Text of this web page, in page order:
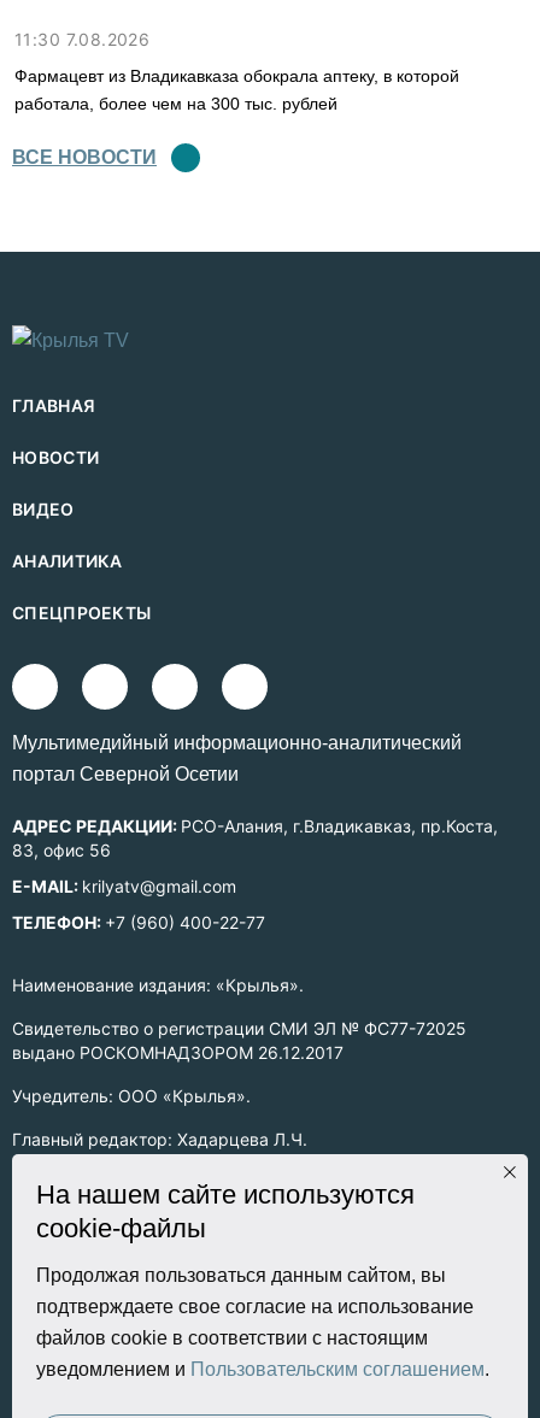
11:30 7.08.2026
Фармацевт из Владикавказа обокрала аптеку, в которой
работала, более чем на 300 тыс. рублей
ВСЕ НОВОСТИ
Наименование издания: «Крылья».
Свидетельство о регистрации СМИ ЭЛ № ФС77-72025
выдано РОСКОМНАДЗОРОМ 26.12.2017
Учредитель: ООО «Крылья».
Главный редактор: Хадарцева Л.Ч.
Информация на сайте предназначена для лиц старше 16 лет.
Все права на любые материалы, опубликованные на сайте,
защищены в соответствии с российским законодательством
об интеллектуальной собственности. Любое использование
текстовых, фото, аудио и видеоматериалов возможно только
с согласия правообладателя (ООО «Крылья») и при строгом
наличии ссылки на ресурс. Для сетевых ресурсов –
гиперссылка.
ГЛАВНАЯ
НОВОСТИ
ВИДЕО
АНАЛИТИКА
СПЕЦПРОЕКТЫ
Mультимедийный информационно-аналитический
портал Северной Осетии
АДРЕС РЕДАКЦИИ: РСО-Алания, г.Владикавказ, пр.Коста,
83, офис 56
E-MAIL: krilyatv@gmail.com
ТЕЛЕФОН: +7 (960) 400-22-77
На нашем сайте используются
cookie-файлы
Продолжая пользоваться данным сайтом, вы
подтверждаете свое согласие на использование
файлов cookie в соответствии с настоящим
уведомлением и Пользовательским соглашением.